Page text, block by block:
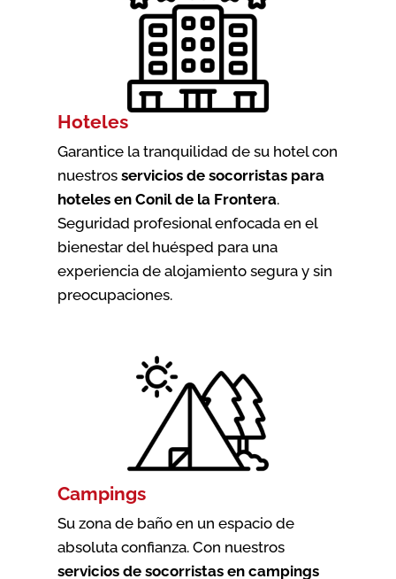
Hoteles
Garantice la tranquilidad de su hotel con
nuestros servicios de socorristas para
hoteles en Conil de la Frontera.
Seguridad profesional enfocada en el
bienestar del huésped para una
experiencia de alojamiento segura y sin
preocupaciones.
Campings
Su zona de baño en un espacio de
absoluta confianza. Con nuestros
servicios de socorristas en campings